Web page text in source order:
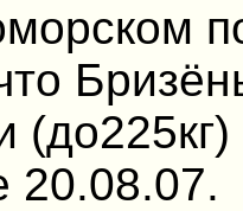
20.08.07.